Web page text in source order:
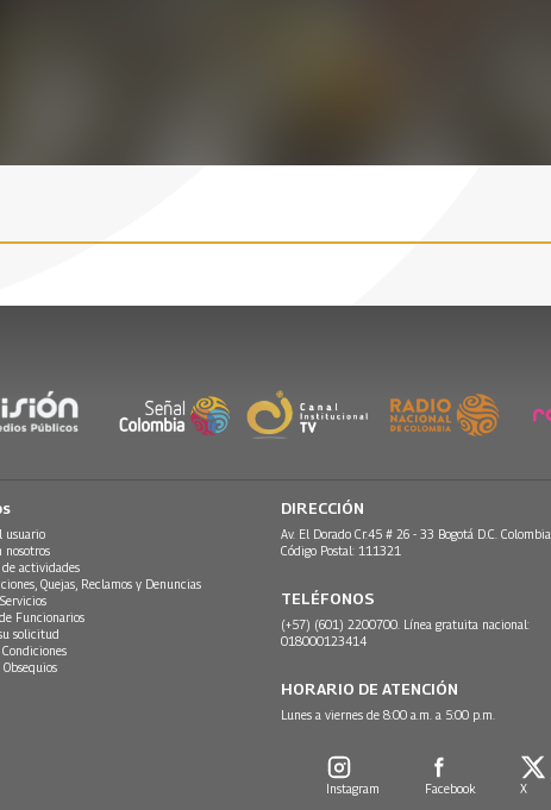
usuario
nosotros
actividades
Quejas, Reclamos y Denuncias
Funcionarios
solicitud
DIRECCIÓN
Av. El Dorado Cr.45 # 26 - 33 Bogotá D.C. Colombia.
Código Postal: 111321
TELÉFONOS
(+57) (601) 2200700. Línea gratuita nacional:
018000123414
HORARIO DE ATENCIÓN
Lunes a viernes de 8:00 a.m. a 5:00 p.m.
Instagram Facebook X